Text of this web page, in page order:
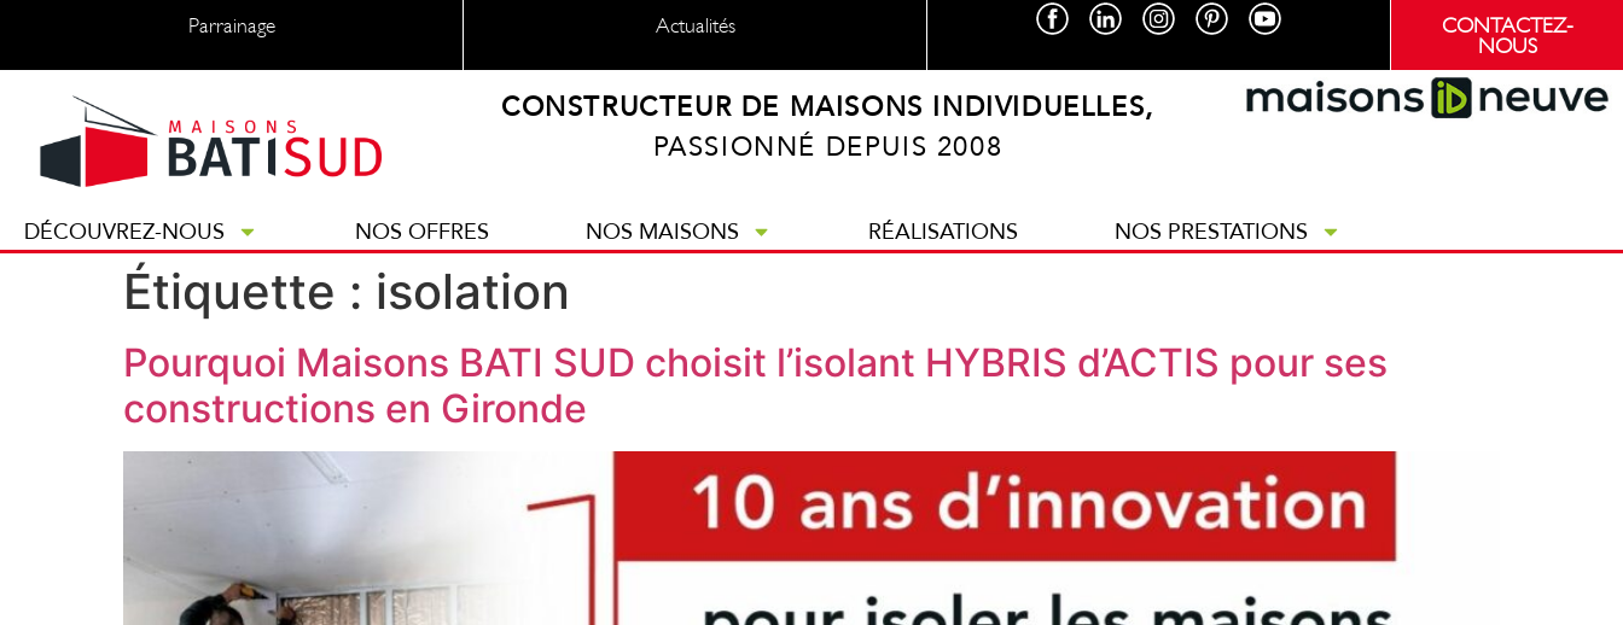
Parrainage Actualités CONTACTEZ-
NOUS
CONSTRUCTEUR DE MAISONS INDIVIDUELLES,
PASSIONNÉ DEPUIS 2008
DÉCOUVREZ-NOUS NOS OFFRES NOS MAISONS RÉALISATIONS NOS PRESTATIONS
Étiquette : isolation
Pourquoi Maisons BATI SUD choisit l’isolant HYBRIS d’ACTIS pour ses
constructions en Gironde